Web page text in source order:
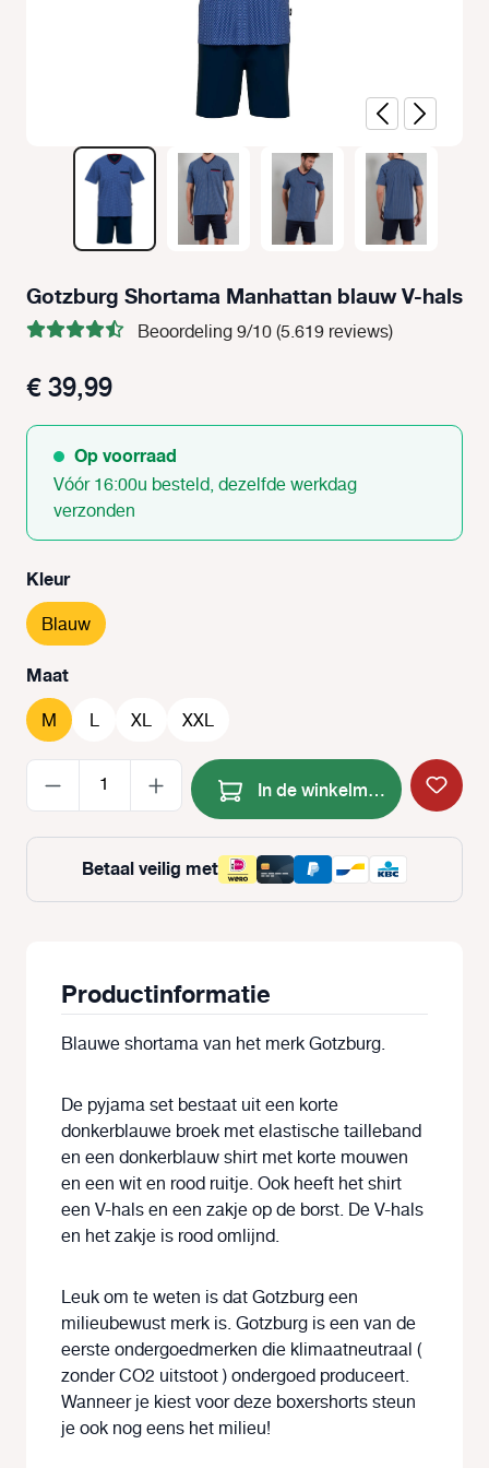
Gotzburg Shortama Manhattan blauw V-hals
Beoordeling 9/10 (5.619 reviews)
€ 39,99
Op voorraad
Vóór 16:00u besteld, dezelfde werkdag
verzonden
Selecteer
Kleur
Blauw
Selecteer
Maat
M L XL XXL
Producthoeveelheid: Voer
In de winkelmand
Betaal veilig met
Productinformatie
Blauwe shortama van het merk Gotzburg.
De pyjama set bestaat uit een korte
donkerblauwe broek met elastische tailleband
en een donkerblauw shirt met korte mouwen
en een wit en rood ruitje. Ook heeft het shirt
een V-hals en een zakje op de borst. De V-hals
en het zakje is rood omlijnd.
Leuk om te weten is dat Gotzburg een
milieubewust merk is. Gotzburg is een van de
eerste ondergoedmerken die klimaatneutraal (
zonder CO2 uitstoot ) ondergoed produceert.
Wanneer je kiest voor deze boxershorts steun
je ook nog eens het milieu!